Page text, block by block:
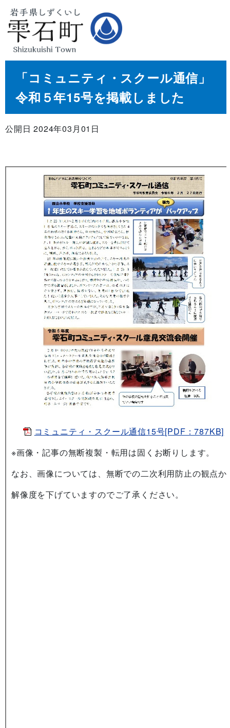
「コミュニティ・スクール通信」
令和５年15号を掲載しました
公開日 2024年03月01日
コミュニティ・スクール通信15号[PDF：787KB]
※画像・記事の無断複製・転用は固くお断りします。
なお、画像については、無断での二次利用防止の観点か
解像度を下げていますのでご了承ください。